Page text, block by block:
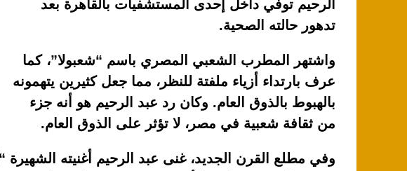
الرحيم توفي داخل إحدى المستشفيات بالقاهرة بعد
تدهور حالته الصحية.
واشتهر المطرب الشعبي المصري باسم “شعبولا”، كما
عرف بارتداء أزياء ملفتة للنظر، مما جعل كثيرين يتهمونه
بالهبوط بالذوق العام. وكان رد عبد الرحيم هو أنه جزء
من ثقافة شعبية في مصر، لا تؤثر على الذوق العام.
وفي مطلع القرن الجديد، غنى عبد الرحيم أغنيته الشهيرة